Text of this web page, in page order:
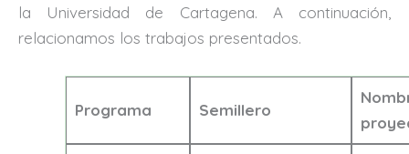
la Universidad de Cartagena. A continuación,
relacionamos los trabajos presentados.
Programa Semillero